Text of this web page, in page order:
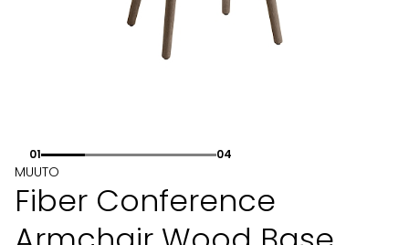
01 04
MUUTO
Fiber Conference